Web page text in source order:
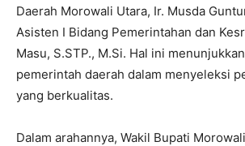
Daerah Morowali Utara, Ir. Musda
Asisten I Bidang Pemerintahan dan
Masu, S.STP., M.Si. Hal ini
pemerintah daerah dalam menyeleksi
yang berkualitas.
Dalam arahannya, Wakil Bupati